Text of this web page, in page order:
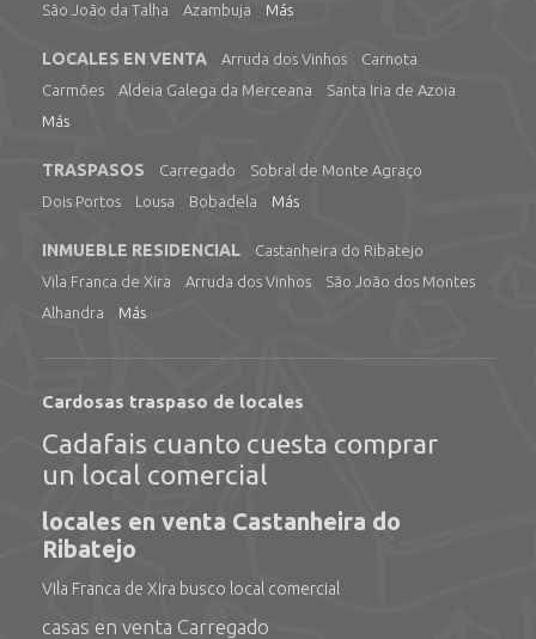
São João da Talha
Azambuja Más
LOCALES EN VENTA Arruda dos Vinhos
Carnota
Carmões
Aldeia Galega da Merceana
Santa Iria de Azoia
Más
TRASPASOS Carregado
Sobral de Monte Agraço
Dois Portos
Lousa Bobadela Más
INMUEBLE RESIDENCIAL
Castanheira do Ribatejo
Vila Franca de Xira
Arruda dos Vinhos
São João dos Montes
Alhandra
Más
Cardosas traspaso de locales
Cadafais cuanto cuesta comprar
un local comercial
locales en venta Castanheira do
Ribatejo
Vila Franca de Xira busco local comercial
casas en venta Carregado